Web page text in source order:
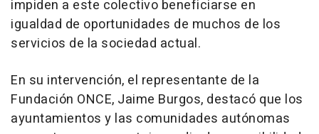
impiden a este colectivo beneficiarse en
igualdad de oportunidades de muchos de los
servicios de la sociedad actual.
En su intervención, el representante de la
Fundación ONCE, Jaime Burgos, destacó que los
ayuntamientos y las comunidades autónomas